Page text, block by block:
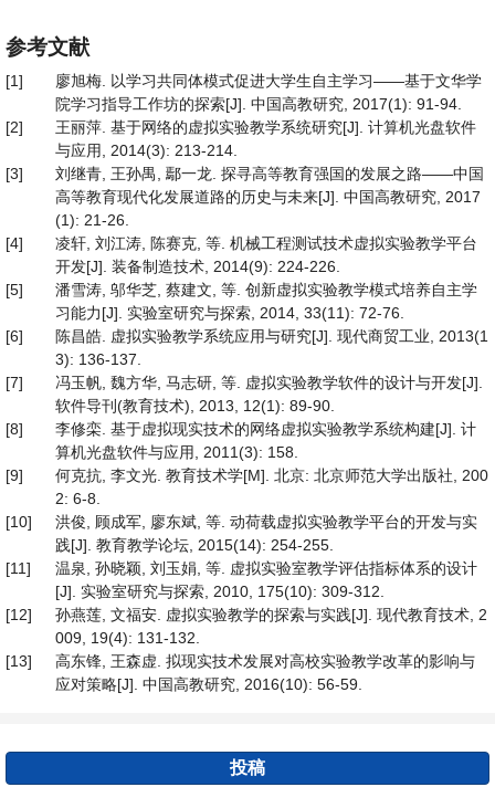
参考文献
[1]
廖旭梅. 以学习共同体模式促进大学生自主学习——基于文华学
院学习指导工作坊的探索[J]. 中国高教研究, 2017(1): 91-94.
[2]
王丽萍. 基于网络的虚拟实验教学系统研究[J]. 计算机光盘软件
与应用, 2014(3): 213-214.
[3]
刘继青, 王孙禺, 鄢一龙. 探寻高等教育强国的发展之路——中国
高等教育现代化发展道路的历史与未来[J]. 中国高教研究, 2017
(1): 21-26.
[4]
凌轩, 刘江涛, 陈赛克, 等. 机械工程测试技术虚拟实验教学平台
开发[J]. 装备制造技术, 2014(9): 224-226.
[5]
潘雪涛, 邬华芝, 蔡建文, 等. 创新虚拟实验教学模式培养自主学
习能力[J]. 实验室研究与探索, 2014, 33(11): 72-76.
[6]
陈昌皓. 虚拟实验教学系统应用与研究[J]. 现代商贸工业, 2013(1
3): 136-137.
[7]
冯玉帆, 魏方华, 马志研, 等. 虚拟实验教学软件的设计与开发[J].
软件导刊(教育技术), 2013, 12(1): 89-90.
[8]
李修栾. 基于虚拟现实技术的网络虚拟实验教学系统构建[J]. 计
算机光盘软件与应用, 2011(3): 158.
[9]
何克抗, 李文光. 教育技术学[M]. 北京: 北京师范大学出版社, 200
2: 6-8.
[10]
洪俊, 顾成军, 廖东斌, 等. 动荷载虚拟实验教学平台的开发与实
践[J]. 教育教学论坛, 2015(14): 254-255.
[11]
温泉, 孙晓颖, 刘玉娟, 等. 虚拟实验室教学评估指标体系的设计
[J]. 实验室研究与探索, 2010, 175(10): 309-312.
[12]
孙燕莲, 文福安. 虚拟实验教学的探索与实践[J]. 现代教育技术, 2
009, 19(4): 131-132.
[13]
高东锋, 王森虚. 拟现实技术发展对高校实验教学改革的影响与
应对策略[J]. 中国高教研究, 2016(10): 56-59.
投稿